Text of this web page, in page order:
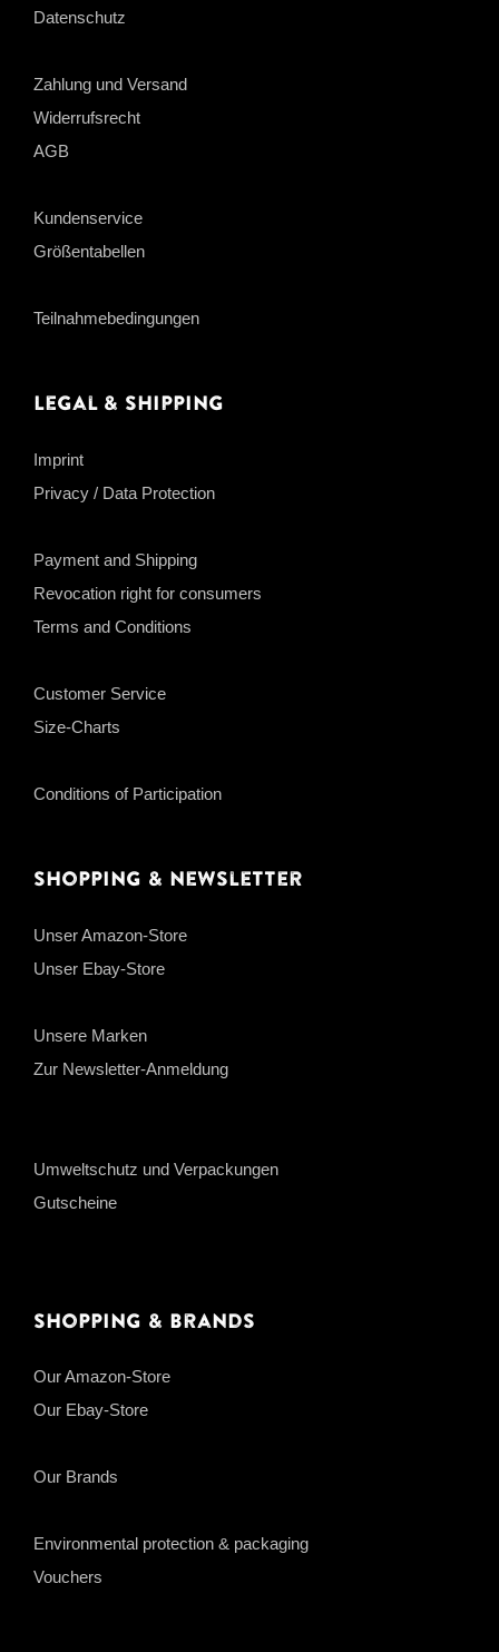
Datenschutz
Zahlung und Versand
Widerrufsrecht
AGB
Kundenservice
Größentabellen
Teilnahmebedingungen
Legal & Shipping
Imprint
Privacy / Data Protection
Payment and Shipping
Revocation right for consumers
Terms and Conditions
Customer Service
Size-Charts
Conditions of Participation
Shopping & Newsletter
Unser Amazon-Store
Unser Ebay-Store
Unsere Marken
Zur Newsletter-Anmeldung
Umweltschutz und Verpackungen
Gutscheine
Shopping & Brands
Our Amazon-Store
Our Ebay-Store
Our Brands
Environmental protection & packaging
Vouchers